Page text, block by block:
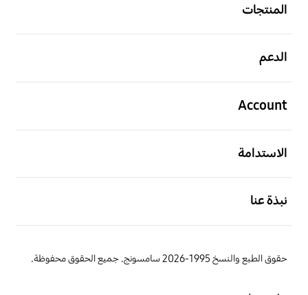
المنتجات
الدعم
Account
الاستدامة
نبذة عنا
حقوق الطبع والنسخ 1995-2026 سامسونج. جميع الحقوق محفوظة.